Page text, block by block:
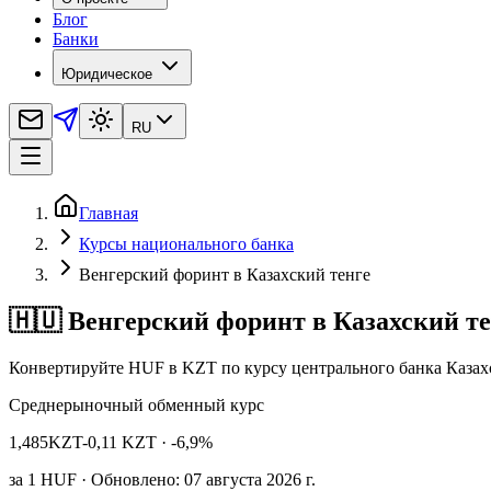
Блог
Банки
Юридическое
RU
Главная
Курсы национального банка
Венгерский форинт в Казахский тенге
🇭🇺 Венгерский форинт в Казахский
Конвертируйте HUF в KZT по курсу центрального банка
Среднерыночный обменный курс
1,485KZT-0,11 KZT · -6,9%
за 1 HUF · Обновлено: 07 августа 2026 г.